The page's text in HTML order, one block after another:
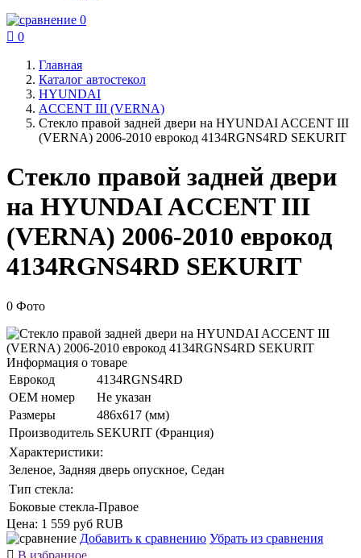
0
 0
Главная
Каталог автостекол
HYUNDAI
ACCENT III (VERNA)
Стекло правой задней двери на HYUNDAI ACCENT III
(VERNA) 2006-2010 еврокод 4134RGNS4RD SEKURIT
Стекло правой задней двери
на HYUNDAI ACCENT III
(VERNA) 2006-2010 еврокод
4134RGNS4RD SEKURIT
0 Фото
Информация о товаре
Еврокод
4134RGNS4RD
ОЕМ номер
Не указан
Размеры
486x617 (мм)
Производитель SEKURIT (Франция)
Характеристики:
Зеленое, Задняя дверь опускное, Седан
Тип стекла:
Боковые стекла-Правое
Цена: 1 559 руб RUB
Добавить к сравнению Убрать из сравнения
 В избранное